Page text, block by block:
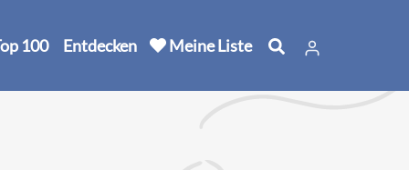
100 Entdecken Meine Liste